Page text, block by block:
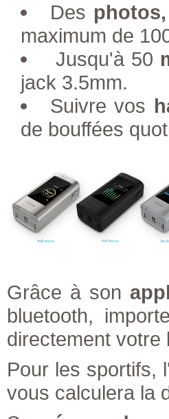
Des photos,
maximum de
Jusqu'à 50
jack 3.5mm.
Suivre vos
de bouffées
Grâce à son
bluetooth,
directement
Pour les sportifs,
vous calculera la